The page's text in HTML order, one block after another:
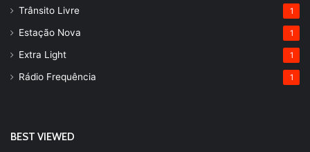
Trânsito Livre 1
Estação Nova 1
Extra Light 1
Rádio Frequência 1
BEST VIEWED